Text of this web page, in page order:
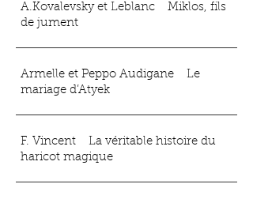
A.Kovalevsky et Leblanc Miklos, fils
de jument
Armelle et Peppo Audigane Le
mariage d’Atyek
F. Vincent La véritable histoire du
haricot magique